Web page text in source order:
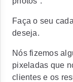
Faça o seu
deseja.
Nós fizemos
pixeladas que
clientes e os